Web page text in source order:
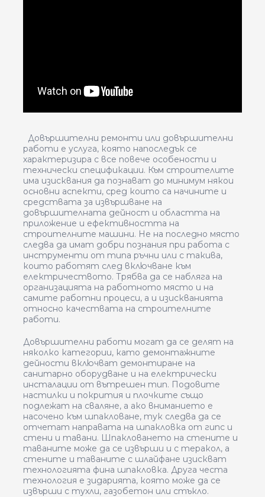
Довършителни ремонти или довършителни
работи е услуга, която напоследък се
характеризира с все повече особености и
технически спецификации. Към строителите
има изисквания да познават до минимум някои
основни аспекти, сред които са начините и
средствата за извършване на
довършителната дейност и областта на
приложение и ефективността на
строителните машини. Не на последно място
следва да имат добри познания при работа с
инструменти от типа ръчни или с такива,
които работят след включване към
електричеството. Трябва да се набляга на
организацията на работното място и на
самите работни процеси, а и изискванията
относно качествата на строителните
работи.
Довършителни работи могат да се делят на
няколко категории, като демонтажните
дейности включват демонтиране на
санитарно оборудване и на електрически
инсталации от вътрешен тип. Подовите
настилки и покрития и плочките също
подлежат на сваляне, а ако вниманието е
насочено към шпакловане, тук следва да се
отчетат направата на шпакловка от гипс и
стени и тавани. Шпакловането на стените и
таваните може да се извърши и с теракол, а
стените и таваните с шлайфане изискват
технологията фина шпакловка. Друга честа
технология е зидарията, която може да се
извърши с тухли, газобетон или стъкло.